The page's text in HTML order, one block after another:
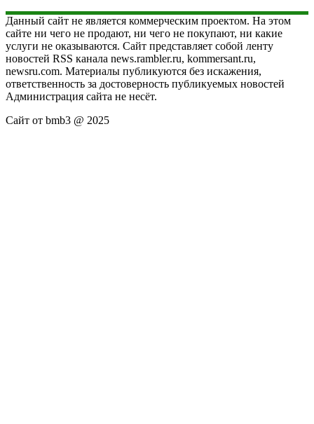
Данный сайт не является коммерческим проектом. На этом
сайте ни чего не продают, ни чего не покупают, ни какие
услуги не оказываются. Сайт представляет собой ленту
новостей RSS канала news.rambler.ru, kommersant.ru,
newsru.com. Материалы публикуются без искажения,
ответственность за достоверность публикуемых новостей
Администрация сайта не несёт.
Сайт от bmb3 @ 2025